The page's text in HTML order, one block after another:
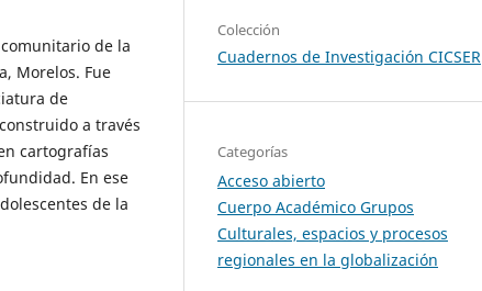
de la
Morelos. Fue
de
a través
cartografías
En ese
de la
Colección
Cuadernos de Investigación CICSER
Categorías
Acceso abierto
Cuerpo Académico Grupos
Culturales, espacios y procesos
regionales en la globalización